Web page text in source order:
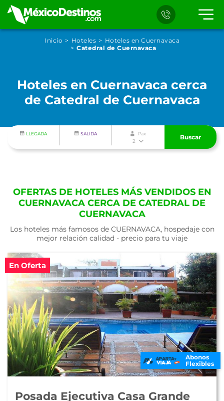
Inicio Hoteles
Hoteles en Cuernavaca
Catedral de Cuernavaca
Hoteles en Cuernavaca cerca
de Catedral de Cuernavaca
LLEGADA SALIDA Pax
2
Buscar
OFERTAS DE HOTELES MÁS VENDIDOS EN
CUERNAVACA CERCA DE CATEDRAL DE
CUERNAVACA
Los hoteles más famosos de CUERNAVACA, hospedaje con
mejor relación calidad - precio para tu viaje
En Oferta
Abonos
Flexibles
Posada Ejecutiva Casa Grande